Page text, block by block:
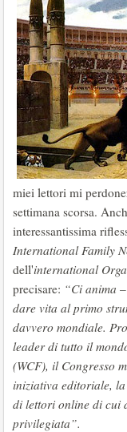
miei lettori mi
settimana scorsa.
interessantissima
International Family
dell'international
precisare: “Ci anima
dare vita al primo
davvero mondiale.
leaderdi tutto il
(WCF), il Congresso
iniziativa editoriale,
di lettori online di cui
privilegiata”.